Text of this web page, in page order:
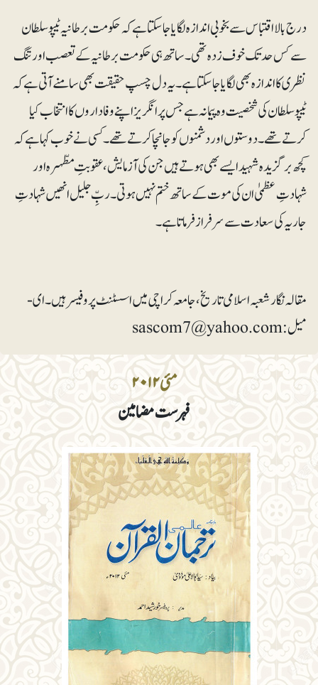
مئی ۲۰۱۲
فہرست مضامین
درج بالا اقتباس سے بخوبی اندازہ لگایا جاسکتا ہے کہ حکومت برطانیہ ٹیپو سلطان
سے کس حد تک خوف زدہ تھی۔ ساتھ ہی حکومت برطانیہ کے تعصب اور تنگ
نظری کا اندازہ بھی لگایا جاسکتا ہے۔ یہ دل چسپ حقیقت بھی سامنے آتی ہے کہ
ٹیپو سلطان کی شخصیت وہ پیمانہ ہے جس پر انگریز اپنے وفاداروں کا انتخاب کیا
کرتے تھے۔دوستوں اور دشمنوں کو جانچا کرتے تھے۔کسی نے خوب کہا ہے کہ
کچھ برگزیدہ شہید ایسے بھی ہوتے ہیں جن کی آزمایش ، عقوبتِ مطّہرہ اور
شہادتِ عظمیٰ ان کی موت کے ساتھ ختم نہیں ہوتی ۔ربِّ جلیل انھیں شہادتِ
جاریہ کی سعادت سے سرفراز فرماتا ہے۔
مقالہ نگار شعبہ اسلامی تاریخ، جامعہ کراچی میں اسسٹنٹ پروفیسر ہیں۔ ای-
میل: sascom7@yahoo.com